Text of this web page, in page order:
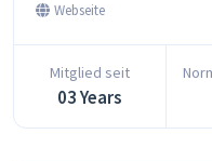
Webseite
Mitglied seit
03 Years